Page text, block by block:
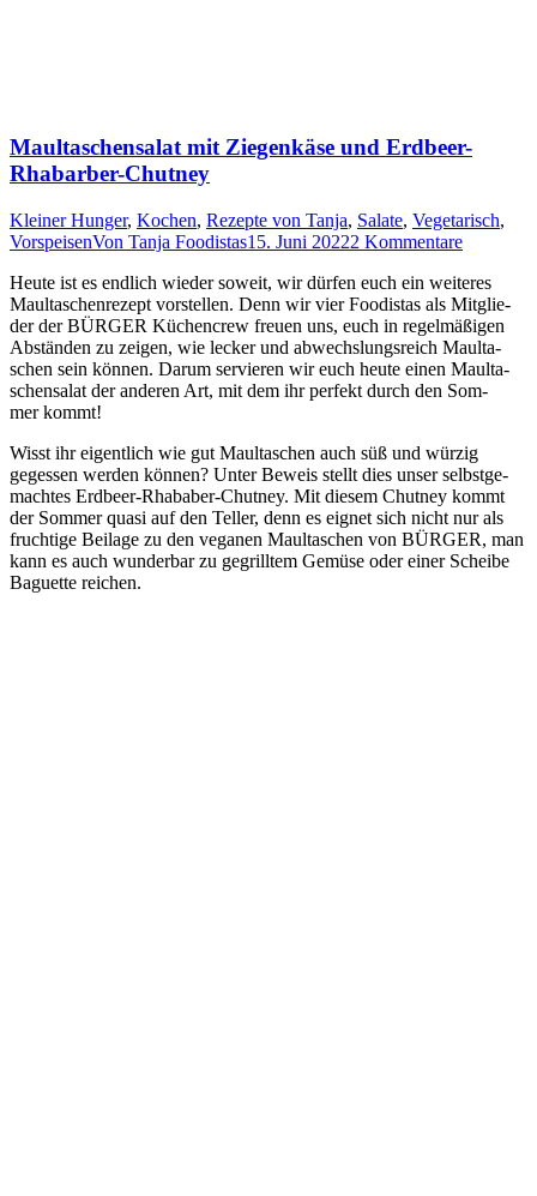
Maultaschensalat mit Ziegenkäse und Erdbeer-
Rhabarber-Chutney
Kleiner Hunger, Kochen, Rezepte von Tanja, Salate, Vegetarisch,
VorspeisenVon Tanja Foodistas15. Juni 20222 Kommentare
Heu­te ist es end­lich wie­der soweit, wir dür­fen euch ein wei­te­res
Maul­ta­schen­re­zept vor­stel­len. Denn wir vier Foo­di­stas als Mit­glie­
der derBÜRGER Küchen­crew freu­en uns, euch in regel­mä­ßi­gen
Abstän­den zu zei­gen, wie lecker und abwechs­lungs­reich Maul­ta­
schen sein kön­nen. Dar­um ser­vie­ren wir euch heu­te einen Maul­ta­
schen­sa­lat der ande­ren Art, mit dem ihr per­fekt durch den Som­
mer kommt!
Wisst ihr eigent­lich wie gut Maul­ta­schen auch süß und wür­zig
geges­sen wer­den kön­nen? Unter Beweis stellt dies unser selbst­ge­
mach­tes Erd­beer-Rha­bab­er-Chut­ney. Mit die­sem Chut­ney kommt
der Som­mer qua­si auf den Tel­ler, denn es eig­net sich nicht nur als
fruch­ti­ge Bei­la­ge zu den vega­nen Maul­ta­schen von BÜRGER, man
kann es auch wun­der­bar zu gegrill­tem Gemü­se oder einer Schei­be
Baguette reichen.